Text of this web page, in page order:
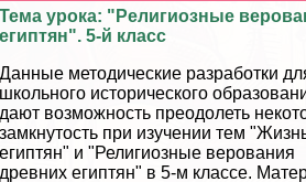
Тема урока: "Религиозные
египтян". 5-й класс
Данные методические разработки
школьного исторического
дают возможность преодолеть
замкнутость при изучении тем
египтян" и "Религиозные верования
древних египтян" в 5-м классе.